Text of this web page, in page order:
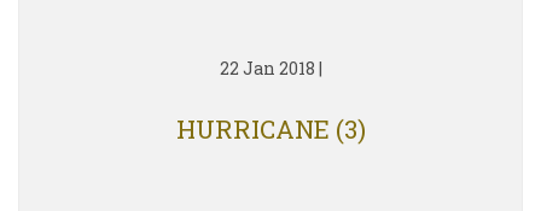
22 Jan 2018 |
HURRICANE (3)